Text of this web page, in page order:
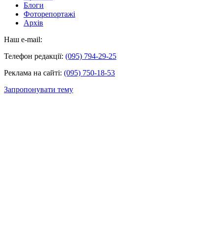
Блоги
Фоторепортажі
Архів
Наш e-mail:
Телефон редакції: (095) 794-29-25
Реклама на сайті: (095) 750-18-53
Запропонувати тему